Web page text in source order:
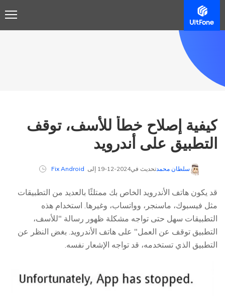
كيفية إصلاح خطأ للأسف، توقف
التطبيق على أندرويد
سلطان محمدتحديث في2024-12-19 إلى Fix Android
قد يكون هاتف الأندرويد الخاص بك ممتلئًا بالعديد من التطبيقات
مثل فيسبوك، ماسنجر، وواتساب، وغيرها. استخدام هذه
التطبيقات سهل حتى تواجه مشكلة ظهور رسالة "للأسف،
التطبيق توقف عن العمل" على هاتف الأندرويد. بغض النظر عن
التطبيق الذي تستخدمه، قد تواجه الإشعار نفسه.